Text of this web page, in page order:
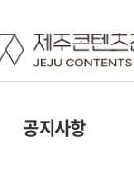
공지사항